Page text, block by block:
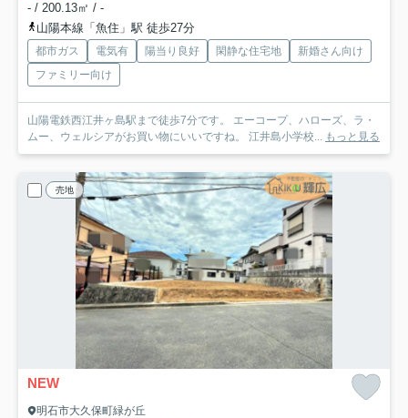
- / 200.13㎡ / -
山陽本線「魚住」駅 徒歩27分
都市ガス 電気有 陽当り良好 閑静な住宅地
新婚さん向け
ファミリー向け
山陽電鉄西江井ヶ島駅まで徒歩7分です。 エーコープ、ハローズ、ラ・
ムー、ウェルシアがお買い物にいいですね。 江井島小学校... もっと見る
売地
NEW
明石市大久保町緑が丘